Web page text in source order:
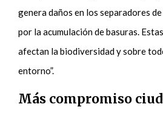
genera daños en los separadores
por la acumulación de basuras.
afectan la biodiversidad y sobre
entorno”.
Más compromiso